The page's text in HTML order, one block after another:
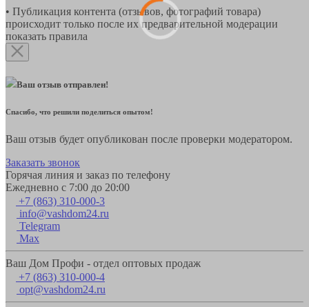
• Публикация контента (отзывов, фотографий товара)
происходит только после их предварительной модерации
показать правила
Ваш отзыв отправлен!
Спасибо, что решили поделиться опытом!
Ваш отзыв будет опубликован после проверки модератором.
Заказать звонок
Горячая линия и заказ по телефону
Ежедневно с 7:00 до 20:00
+7 (863) 310-000-3
info@vashdom24.ru
Telegram
Max
Ваш Дом Профи - отдел оптовых продаж
+7 (863) 310-000-4
opt@vashdom24.ru